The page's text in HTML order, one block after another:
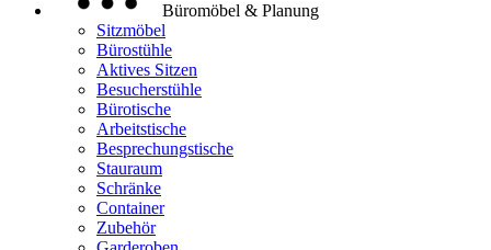
Büromöbel & Planung
Sitzmöbel
Bürostühle
Aktives Sitzen
Besucherstühle
Bürotische
Arbeitstische
Besprechungstische
Stauraum
Schränke
Container
Zubehör